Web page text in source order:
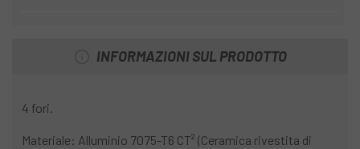
INFORMAZIONI SUL PRODOTTO
4 fori.
Materiale: Alluminio 7075-T6 CT² (Ceramica rivestita di